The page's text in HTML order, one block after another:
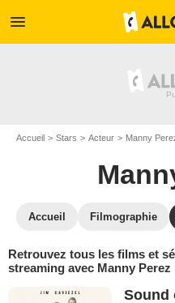
menu
Accueil Stars Acteur Manny
Accueil Filmographie
Retrouvez tous les films et
streaming avec Manny Perez
Sound